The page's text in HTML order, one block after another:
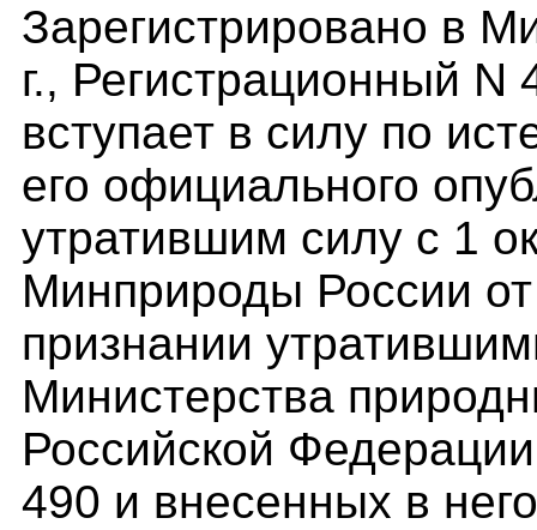
Зарегистрировано в
г., Регистрационный
вступает в силу по
его официального
утратившим силу с 1
Минприроды России
признании
Министерства
Российской
490 и внесенных в